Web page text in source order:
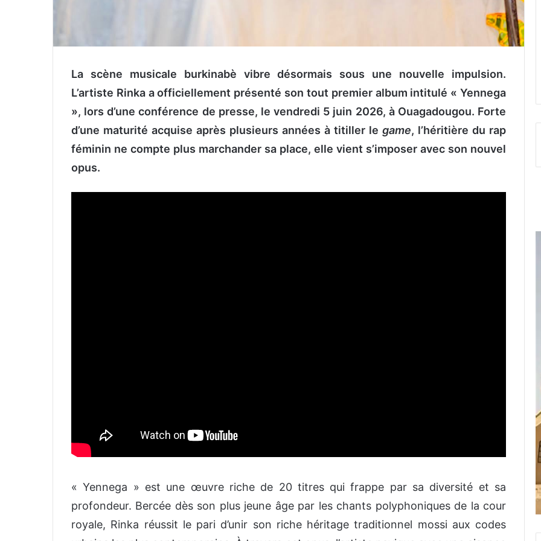
La scène musicale burkinabè vibre désormais sous une nouvelle impulsion.
L’artiste Rinka a officiellement présenté son tout premier album intitulé « Yennega
», lors d’une conférence de presse, le vendredi 5 juin 2026, à Ouagadougou. Forte
d’une maturité acquise après plusieurs années à titiller le game, l’héritière du rap
féminin ne compte plus marchander sa place, elle vient s’imposer avec son nouvel
opus.
« Yennega » est une œuvre riche de 20 titres qui frappe par sa diversité et sa
profondeur. Bercée dès son plus jeune âge par les chants polyphoniques de la cour
royale, Rinka réussit le pari d’unir son riche héritage traditionnel mossi aux codes